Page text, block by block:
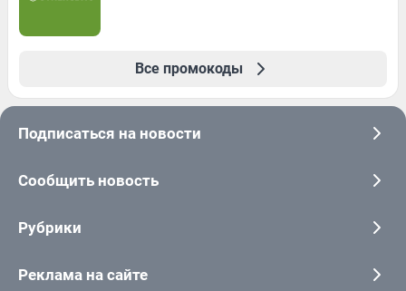
Все промокоды
Подписаться на новости
Сообщить новость
Рубрики
Реклама на сайте